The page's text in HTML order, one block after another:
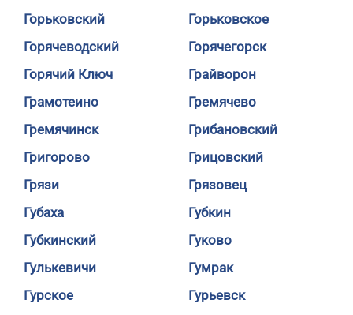
Горьковский
Горьковское
Горячеводский
Горячегорск
Горячий Ключ
Грайворон
Грамотеино
Гремячево
Гремячинск
Грибановский
Григорово
Грицовский
Грязи
Грязовец
Губаха
Губкин
Губкинский
Гуково
Гулькевичи
Гумрак
Гурское
Гурьевск